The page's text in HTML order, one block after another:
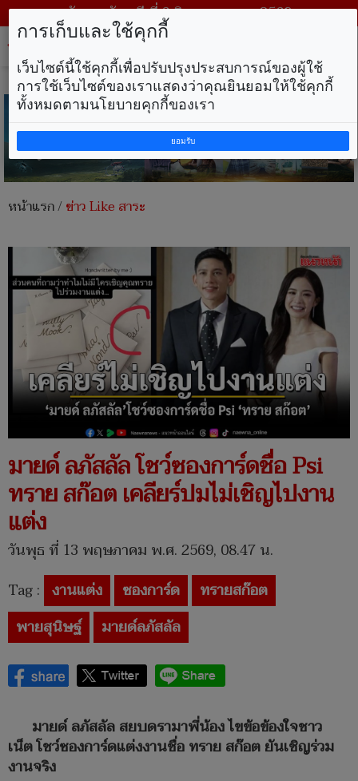
วันพฤหัสบดี ที่ 6 สิงหาคม พ.ศ. 2569
หน้าแรก/ข่าว Like สาระ
มายด์ ลภัสลัล โชว์ซองการ์ดชื่อ Psi
ทราย สก๊อต เคลียร์ปมไม่เชิญไปงาน
แต่ง
วันพุธ ที่ 13 พฤษภาคม พ.ศ. 2569, 08.47 น.
Tag : งานแต่ง ซองการ์ด
ทรายสก๊อต
พายสุนิษฐ์
มายด์ลภัสลัล
มายด์ ลภัสลัล สยบดรามาพี่น้อง ไขข้อข้องใจชาว
เน็ตโชว์ซองการ์ดแต่งงานชื่อ ทราย สก๊อต ยันเชิญร่วม
งานจริง
การเก็บและใช้คุกกี้
เว็บไซต์นี้ใช้คุกกี้เพื่อปรับปรุงประสบการณ์ของผู้ใช้
การใช้เว็บไซต์ของเราแสดงว่าคุณยินยอมให้ใช้คุกกี้
ทั้งหมดตามนโยบายคุกกี้ของเรา
ยอมรับ